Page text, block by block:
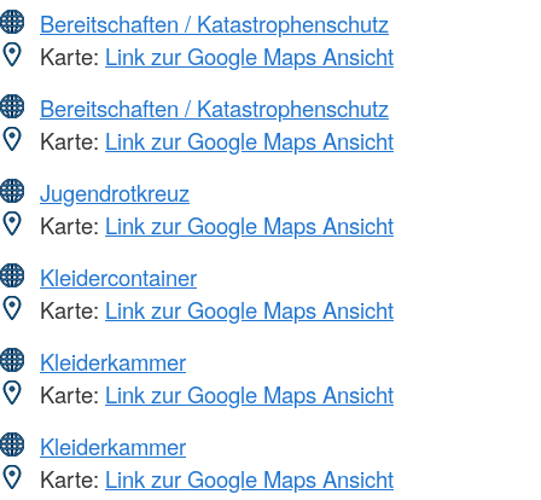
Bereitschaften / Katastrophenschutz
Karte: Link zur Google Maps Ansicht
Bereitschaften / Katastrophenschutz
Karte: Link zur Google Maps Ansicht
Jugendrotkreuz
Karte: Link zur Google Maps Ansicht
Kleidercontainer
Karte: Link zur Google Maps Ansicht
Kleiderkammer
Karte: Link zur Google Maps Ansicht
Kleiderkammer
Karte: Link zur Google Maps Ansicht